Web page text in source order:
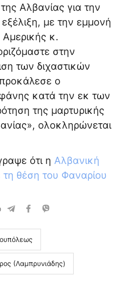
Αλβανίας για την
με την εμμονή
κ.
στην
των διχαστικών
ο
κατά την εκ των
της μαρτυρικής
ολοκληρώνεται
ότι η Αλβανική
θέση του Φαναρίου
(Λαμπρυνιάδης)